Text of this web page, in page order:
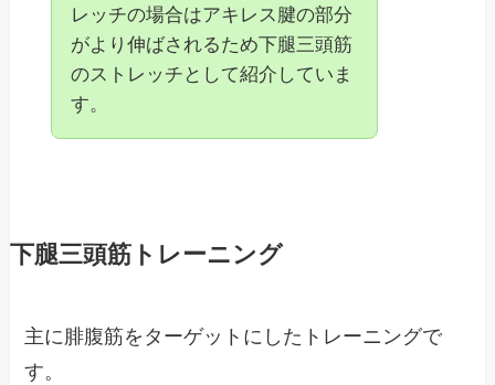
レッチの場合はアキレス腱の部分
がより伸ばされるため下腿三頭筋
のストレッチとして紹介していま
す。
下腿三頭筋トレーニング
主に腓腹筋をターゲットにしたトレーニングで
す。